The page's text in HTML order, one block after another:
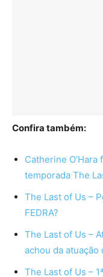
Confira também:
Catherine
temporada The
The Last of Us –
FEDRA?
The Last of Us –
achou da atuação
The Last of Us –